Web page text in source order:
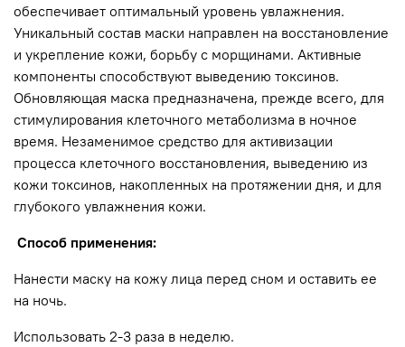
обеспечивает оптимальный уровень увлажнения.
Уникальный состав маски направлен на восстановление
и укрепление кожи, борьбу с морщинами. Активные
компоненты способствуют выведению токсинов.
Обновляющая маска предназначена, прежде всего, для
стимулирования клеточного метаболизма в ночное
время. Незаменимое средство для активизации
процесса клеточного восстановления, выведению из
кожи токсинов, накопленных на протяжении дня, и для
глубокого увлажнения кожи.
Способ применения:
Нанести маску на кожу лица перед сном и оставить ее
на ночь.
Использовать 2-3 раза в неделю.